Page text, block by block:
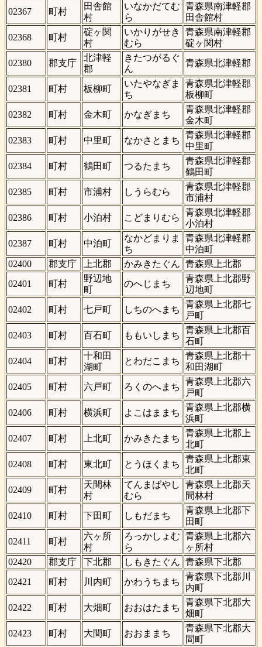
02367
町村
田舎館
村
いなかだてむ
ら
青森県南津軽郡
田舎館村
02368
町村
碇ヶ関
村
いかりがせき
むら
青森県南津軽郡
碇ヶ関村
02380
郡支庁
北津軽
郡
きたつがるぐ
ん
青森県北津軽郡
02381 町村 板柳町
いたやなぎま
ち
青森県北津軽郡
板柳町
02382
町村 金木町 かなぎまち
青森県北津軽郡
金木町
02383
町村 中里町 なかさとまち
青森県北津軽郡
中里町
02384
町村 鶴田町 つるたまち
青森県北津軽郡
鶴田町
02385
町村 市浦村 しうらむら
青森県北津軽郡
市浦村
02386
町村 小泊村 こどまりむら
青森県北津軽郡
小泊村
02387
町村 中泊町
なかどまりま
ち
青森県北津軽郡
中泊町
02400
郡支庁 上北郡 かみきたぐん 青森県上北郡
02401
町村
野辺地
町
のへじまち
青森県上北郡野
辺地町
02402
町村 七戸町 しちのへまち
青森県上北郡七
戸町
02403
町村 百石町 ももいしまち
青森県上北郡百
石町
02404
町村
十和田
湖町
とわだこまち
青森県上北郡十
和田湖町
02405
町村 六戸町 ろくのへまち
青森県上北郡六
戸町
02406
町村 横浜町 よこはままち
青森県上北郡横
浜町
02407
町村 上北町 かみきたまち
青森県上北郡上
北町
02408
町村 東北町 とうほくまち
青森県上北郡東
北町
02409
町村
天間林
村
てんまばやし
むら
青森県上北郡天
間林村
02410
町村 下田町 しもだまち
青森県上北郡下
田町
02411
町村
六ヶ所
村
ろっかしょむ
ら
青森県上北郡六
ヶ所村
02420
郡支庁 下北郡 しもきたぐん 青森県下北郡
02421
町村 川内町 かわうちまち
青森県下北郡川
内町
02422
町村 大畑町 おおはたまち
青森県下北郡大
畑町
02423
町村 大間町 おおままち
青森県下北郡大
間町